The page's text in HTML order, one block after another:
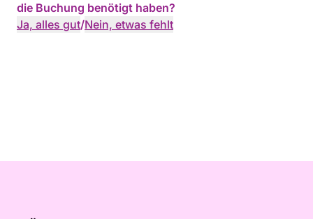
die Buchung benötigt haben?
Ja, alles gut/Nein, etwas fehlt